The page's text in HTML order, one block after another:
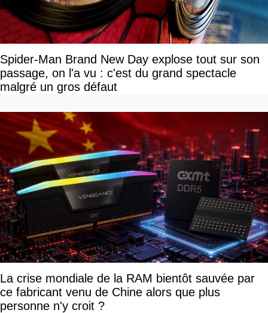
Spider-Man Brand New Day explose tout sur son
passage, on l'a vu : c'est du grand spectacle
malgré un gros défaut
La crise mondiale de la RAM bientôt sauvée par
ce fabricant venu de Chine alors que plus
personne n'y croit ?